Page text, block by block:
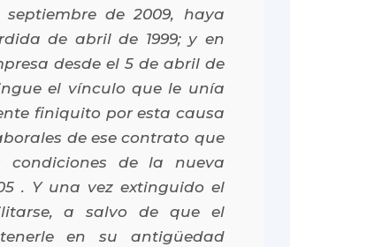
de 2009, haya
de abril de 1999; y en
desde el 5 de abril de
el vínculo que le unía
finiquito por esta causa
de ese contrato que
condiciones de la nueva
. Y una vez extinguido el
a salvo de que el
en su antigüedad